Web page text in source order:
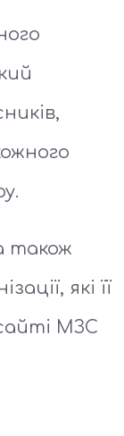
також
які її
МЗС